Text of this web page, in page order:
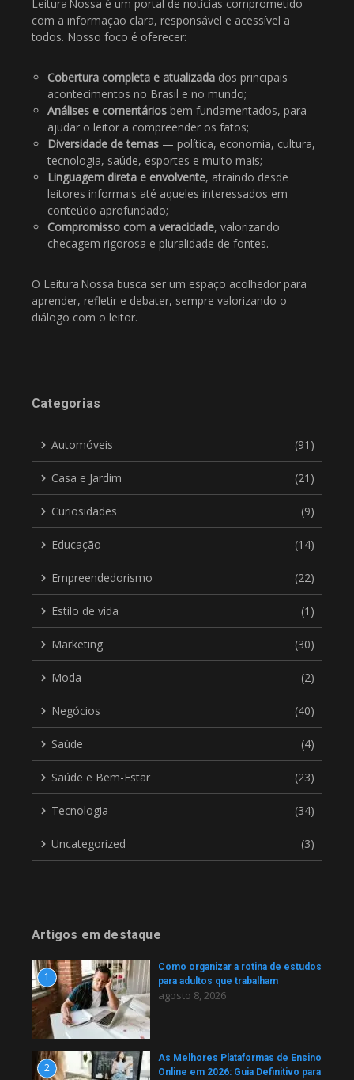
Leitura Nossa é um portal de notícias comprometido
com a informação clara, responsável e acessível a
todos. Nosso foco é oferecer:
Cobertura completa e atualizada dos principais
acontecimentos no Brasil e no mundo;
Análises e comentários bem fundamentados, para
ajudar o leitor a compreender os fatos;
Diversidade de temas — política, economia, cultura,
tecnologia, saúde, esportes e muito mais;
Linguagem direta e envolvente, atraindo desde
leitores informais até aqueles interessados em
conteúdo aprofundado;
Compromisso com a veracidade, valorizando
checagem rigorosa e pluralidade de fontes.
O Leitura Nossa busca ser um espaço acolhedor para
aprender, refletir e debater, sempre valorizando o
diálogo com o leitor.
Categorias
Automóveis (91)
Casa e Jardim (21)
Curiosidades (9)
Educação (14)
Empreendedorismo (22)
Estilo de vida (1)
Marketing (30)
Moda (2)
Negócios (40)
Saúde (4)
Saúde e Bem-Estar (23)
Tecnologia (34)
Uncategorized (3)
Artigos em destaque
1
Como organizar a rotina de estudos
para adultos que trabalham
agosto 8, 2026
2
As Melhores Plataformas de Ensino
Online em 2026: Guia Definitivo para